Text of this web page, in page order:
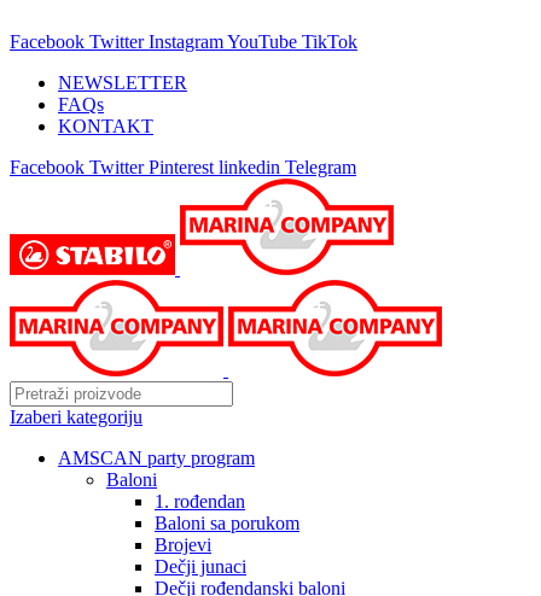
Facebook Twitter InstagramYouTube TikTok
NEWSLETTER
FAQs
KONTAKT
Facebook Twitter Pinterest linkedin Telegram
Izaberi kategoriju
AMSCAN party program
Baloni
1. rođendan
Baloni sa porukom
Brojevi
Dečji junaci
Dečji rođendanski baloni